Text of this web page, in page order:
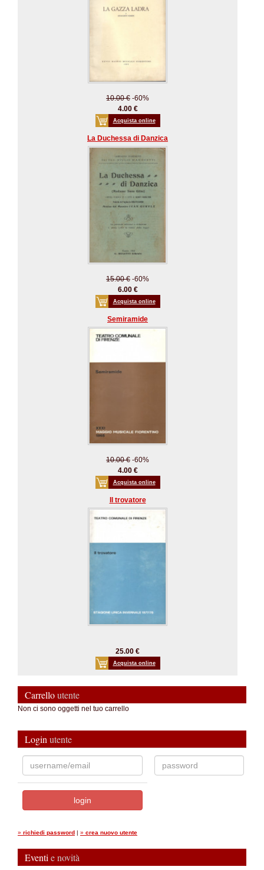
10.00 € -60%
4.00 €
Acquista online
La Duchessa di Danzica
15.00 € -60%
6.00 €
Acquista online
Semiramide
10.00 € -60%
4.00 €
Acquista online
Il trovatore
25.00 €
Acquista online
Carrelloutente
Non ci sono oggetti nel tuo carrello
Login utente
» richiedi password | » crea nuovo utente
Eventi e novità